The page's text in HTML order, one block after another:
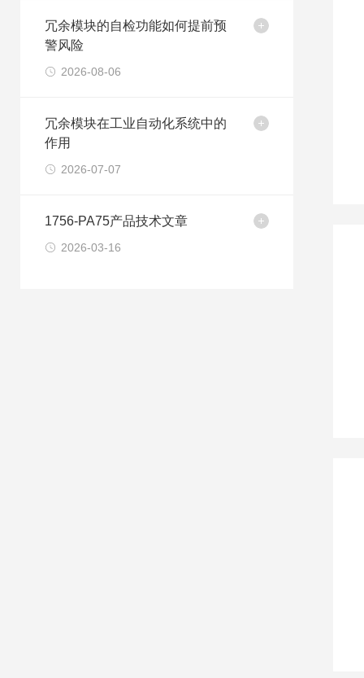
冗余模块的自检功能如何提前预
警风险
2026-08-06
冗余模块在工业自动化系统中的
作用
2026-07-07
1756-PA75产品技术文章
2026-03-16